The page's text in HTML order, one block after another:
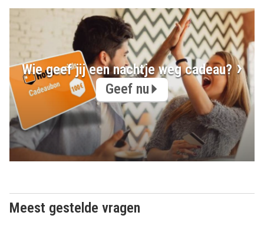
Wie geef jij een nachtje weg cadeau?
Geef nu
Meest gestelde vragen